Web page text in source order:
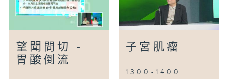
望聞問切 -
胃酸倒流
子宮肌瘤
1300-1400